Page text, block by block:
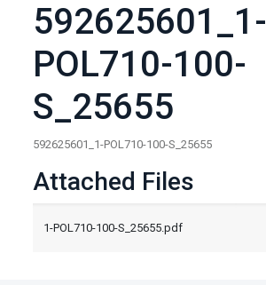
592625601_1-
POL710-100-
S_25655
592625601_1-POL710-100-S_25655
Attached Files
1-POL710-100-S_25655.pdf